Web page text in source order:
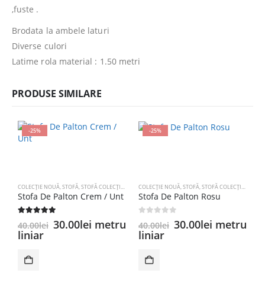
,fuste .
Brodata la ambele laturi
Diverse culori
Latime rola material : 1.50 metri
PRODUSE SIMILARE
-25%
COLECȚIE NOUĂ,STOFĂ,STOFĂ COLECȚIE NOUĂ ,STOFĂ VELUR UNI
Stofa De Palton Crem / Unt
out of 5
40.00lei Prețul
30.00lei Prețul
metru
liniar
-25%
COLECȚIE NOUĂ,STOFĂ,STOFĂ COLECȚIE NOUĂ
Stofa De Palton Rosu
40.00lei Prețul
30.00lei Prețul
metru
liniar